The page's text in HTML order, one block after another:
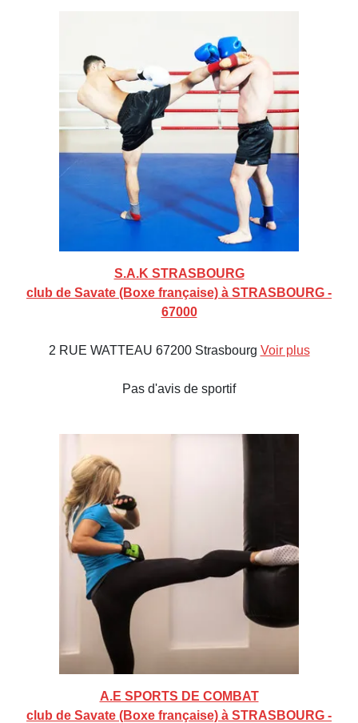
S.A.K STRASBOURG
club de Savate (Boxe française) à STRASBOURG -
67000
2 RUE WATTEAU 67200 Strasbourg Voir plus
Pas d'avis de sportif
A.E SPORTS DE COMBAT
club de Savate (Boxe française) à STRASBOURG -